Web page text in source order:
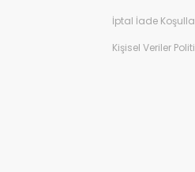
İptal İade
Kişisel Veriler